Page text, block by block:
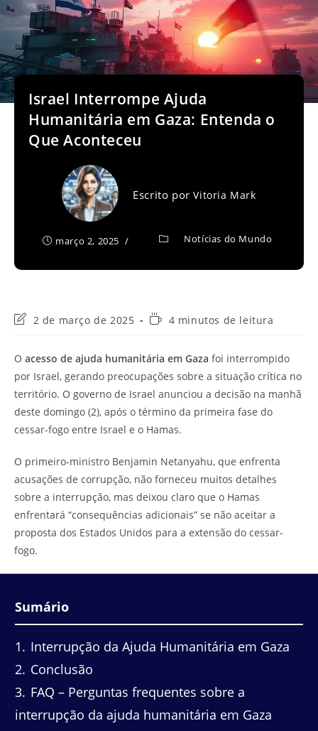
Israel Interrompe Ajuda
Humanitária em Gaza: Entenda o
Que Aconteceu
Escrito porVitoria Mark
março 2, 2025 Notícias do Mundo
Última
post:
2 de março de 2025
Tempo4 minutos de leitura
O acesso de ajuda humanitária em Gaza foi interrompido
por Israel, gerando preocupações sobre a situação crítica no
território. O governo de Israel anunciou a decisão na manhã
deste domingo (2), após o término da primeira fase do
cessar-fogo entre Israel e o Hamas.
O primeiro-ministro Benjamin Netanyahu, que enfrenta
acusações de corrupção, não forneceu muitos detalhes
sobre a interrupção, mas deixou claro que o Hamas
enfrentará “consequências adicionais” se não aceitar a
proposta dos Estados Unidos para a extensão do cessar-
fogo.
Sumário
1
Interrupção da Ajuda Humanitária em Gaza
2 Conclusão
3 FAQ – Perguntas frequentes sobre a
interrupção da ajuda humanitária em Gaza